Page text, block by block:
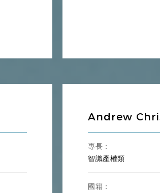
Andrew
專長：
智識產權類
國籍：